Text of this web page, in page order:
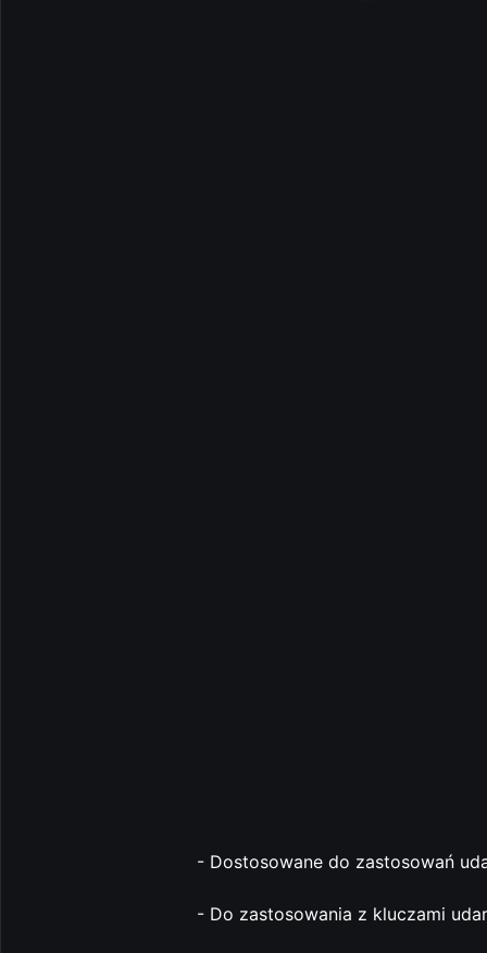
- Dostosowane do zastosowań
- Do zastosowania z kluczami